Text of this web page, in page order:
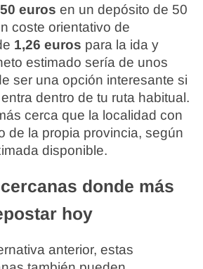
euros en un depósito de 50
coste orientativo de
1,26 euros para la ida y
estimado sería de unos
ser una opción interesante si
dentro de tu ruta habitual.
cerca que la localidad con
de la propia provincia, según
disponible.
donde más
hoy
anterior, estas